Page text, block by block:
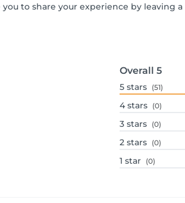
to share your experience by leaving
Overall 5
5 stars (51)
4 stars (0)
3 stars (0)
2 stars (0)
1 star (0)